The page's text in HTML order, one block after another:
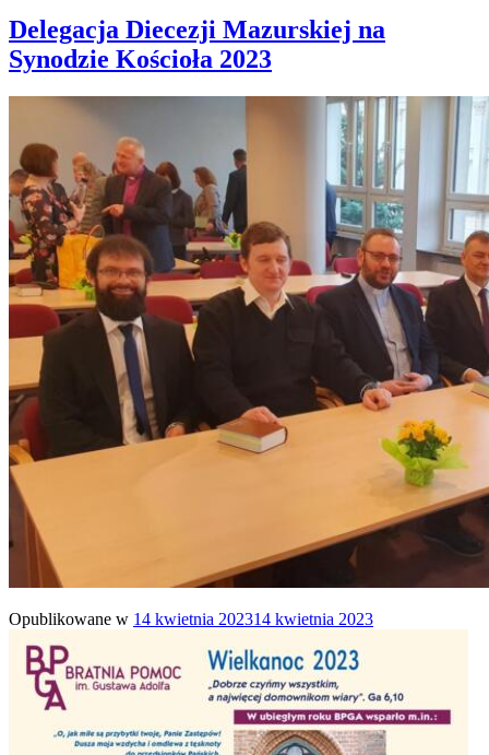
Delegacja Diecezji Mazurskiej na
Synodzie Kościoła 2023
Opublikowane w 14 kwietnia 202314 kwietnia 2023